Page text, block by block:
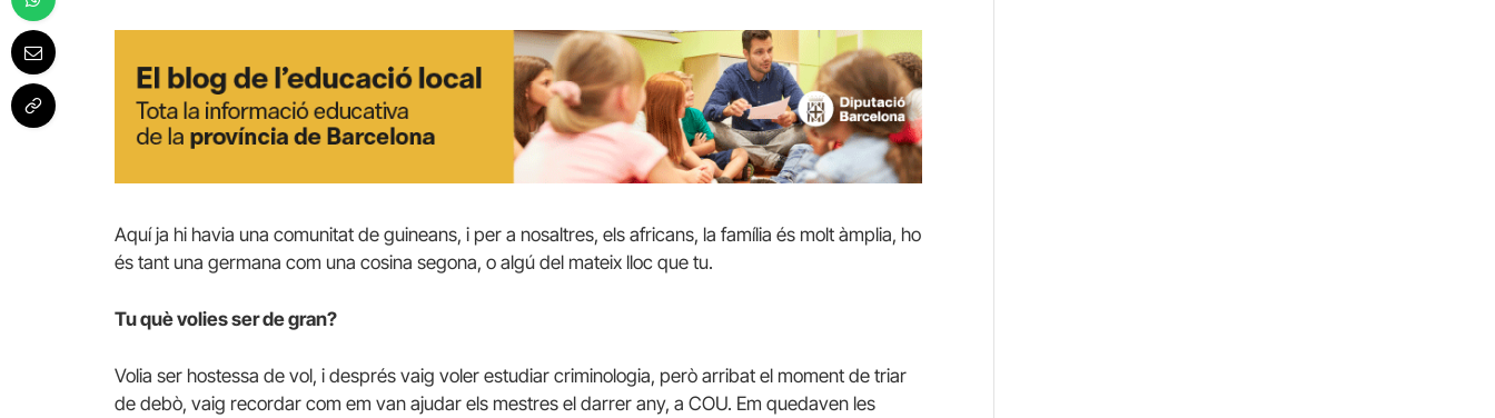
Aquí ja hi havia una comunitat de guineans, i per a nosaltres, els africans, la família és molt àmplia, ho
és tant una germana com una cosina segona, o algú del mateix lloc que tu.
Tu què volies ser de gran?
Volia ser hostessa de vol, i després vaig voler estudiar criminologia, però arribat el moment de triar
de debò, vaig recordar com em van ajudar els mestres el darrer any, a COU. Em quedaven les